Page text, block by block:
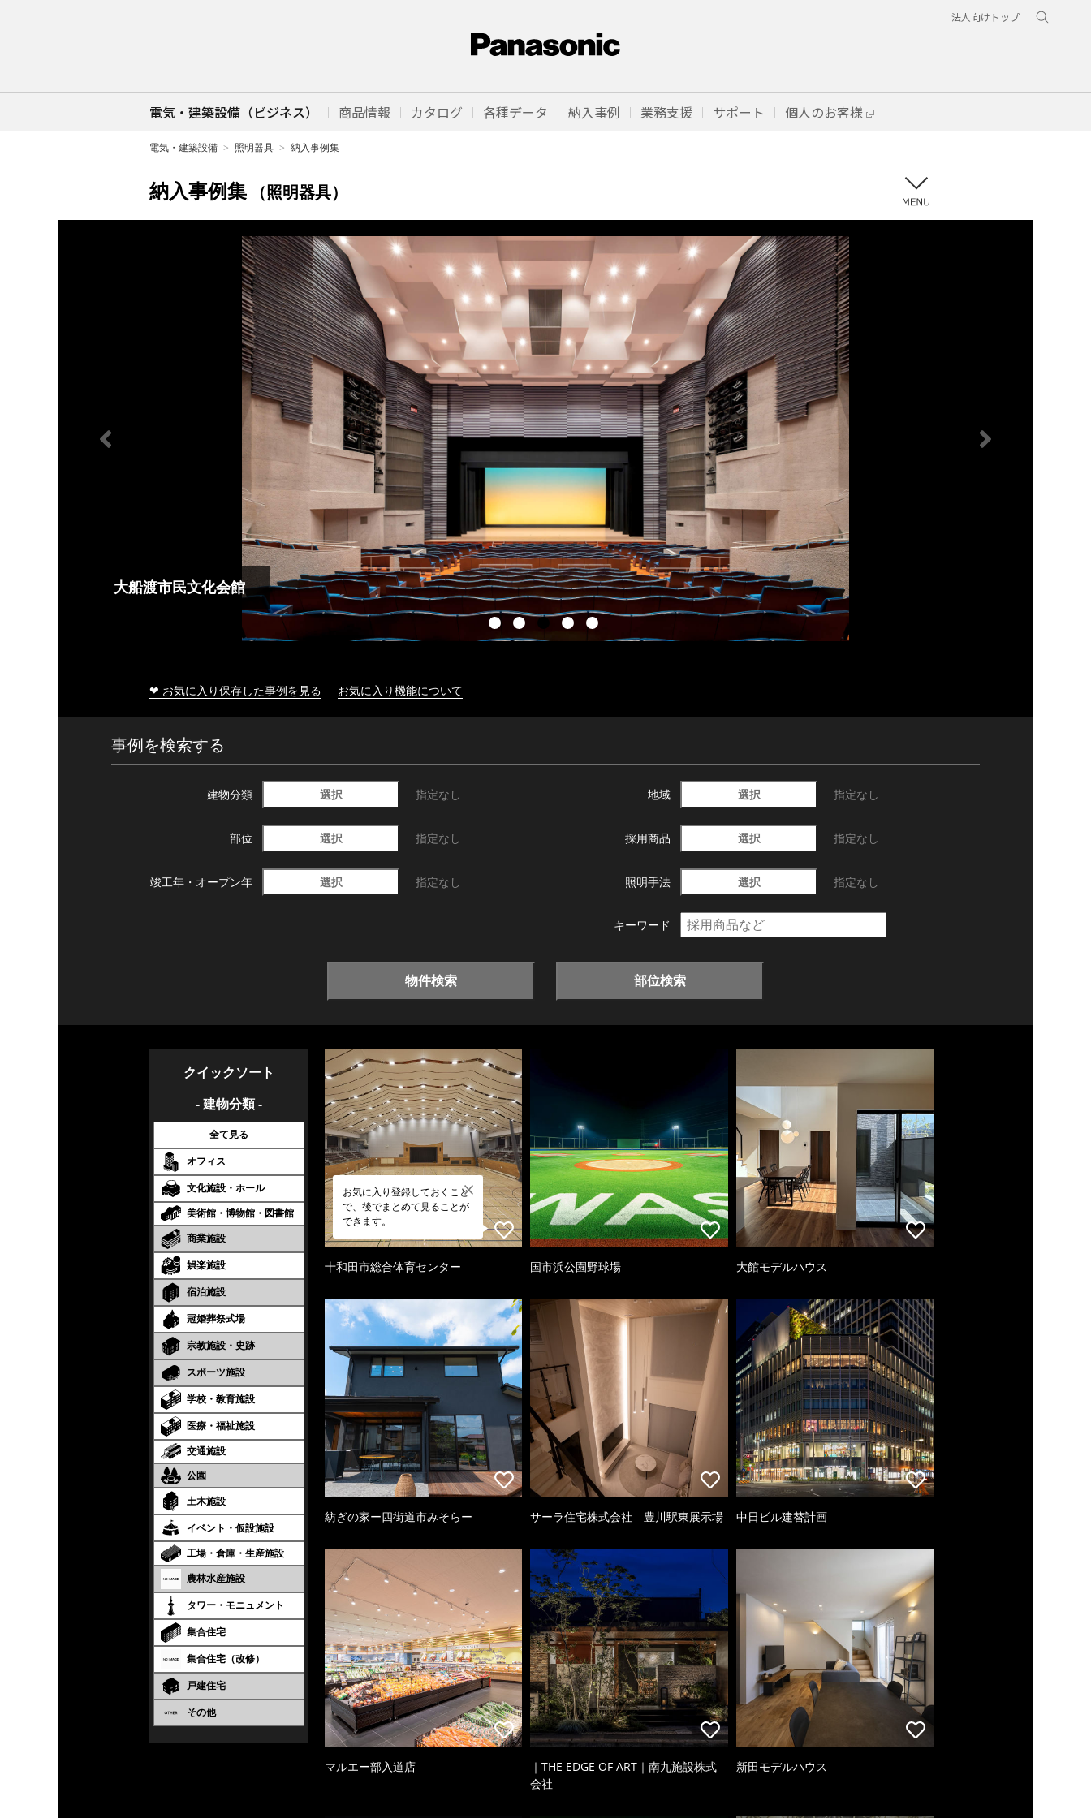
法人向けトップ
電気・建築設備（ビジネス） 商品情報 カタログ 各種データ 納入事例 業務支援 サポート 個人のお客様
電気・建築設備 照明器具 納入事例集
納入事例集 （照明器具）
大船渡市民文化会館
❤ お気に入り保存した事例を見る お気に入り機能について
事例を検索する
建物分類 選択 指定なし 地域 選択 指定なし
部位 選択 指定なし 採用商品 選択 指定なし
竣工年・ オープン年 選択 指定なし 照明手法 選択 指定なし
キーワード
物件検索 部位検索
クイックソート
- 建物分類 -
全て見る
オフィス
文化施設・ホール
美術館・博物館・図書館
商業施設
娯楽施設
宿泊施設
冠婚葬祭式場
宗教施設・史跡
スポーツ施設
学校・教育施設
医療・福祉施設
交通施設
公園
土木施設
イベント・仮設施設
工場・倉庫・生産施設
農林水産施設
タワー・モニュメント
集合住宅
集合住宅（改修）
戸建住宅
その他
お気に入り登録しておくこと
で、後でまとめて見ることが
できます。
十和田市総合体育センター 国市浜公園野球場 大館モデルハウス
紡ぎの家ー四街道市みそらー サーラ住宅株式会社 豊川駅東展示場 中日ビル建替計画
マルエー部入道店
｜THE EDGE OF ART｜南九施設株式
会社
新田モデルハウス